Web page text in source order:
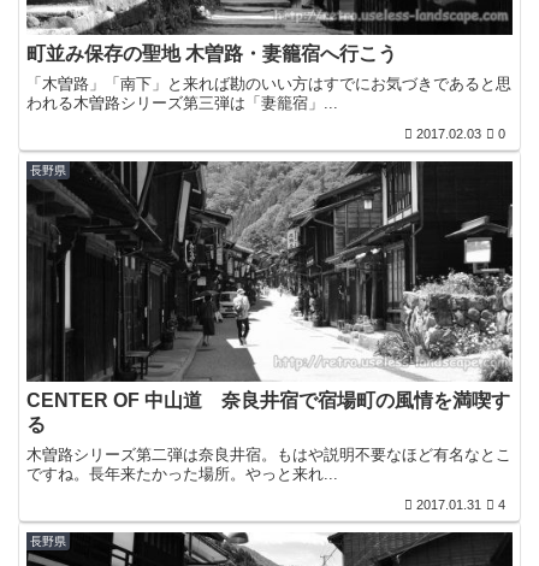
町並み保存の聖地 木曽路・妻籠宿へ行こう
「木曽路」「南下」と来れば勘のいい方はすでにお気づきであると思
われる木曽路シリーズ第三弾は「妻籠宿」...
2017.02.03 0
長野県
CENTER OF 中山道 奈良井宿で宿場町の風情を満喫す
る
木曽路シリーズ第二弾は奈良井宿。もはや説明不要なほど有名なとこ
ですね。長年来たかった場所。やっと来れ...
2017.01.31 4
長野県